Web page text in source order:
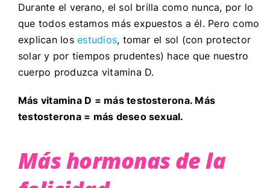
Durante el verano, el sol brilla como nunca, por lo
que todos estamos más expuestos a él. Pero como
explican losestudios, tomar el sol (con protector
solar y por tiempos prudentes) hace que nuestro
cuerpo produzca vitamina D.
Más vitamina D = más testosterona. Más
testosterona = más deseo sexual.
Más hormonas de la